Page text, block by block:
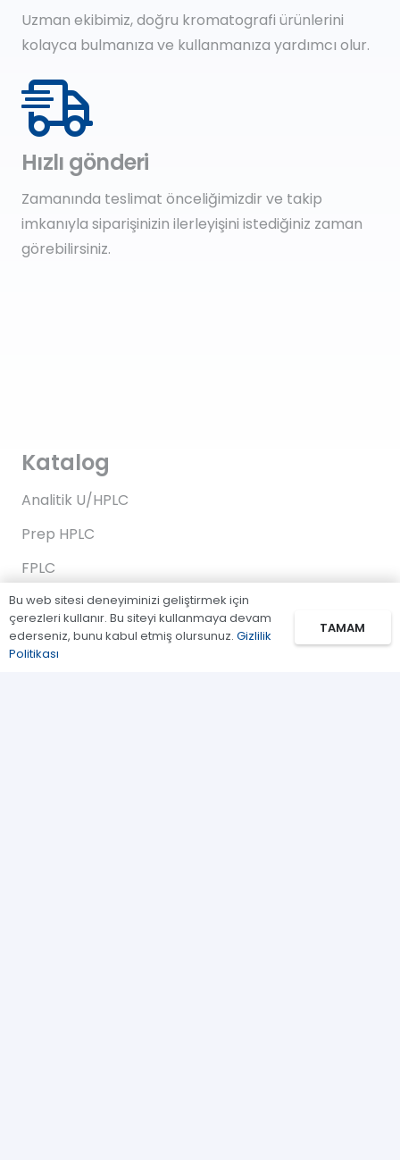
Uzman ekibimiz, doğru kromatografi ürünlerini
kolayca bulmanıza ve kullanmanıza yardımcı olur.
Hızlı gönderi
Zamanında teslimat önceliğimizdir ve takip
imkanıyla siparişinizin ilerleyişini istediğiniz zaman
görebilirsiniz.
Katalog
Analitik U/HPLC
Prep HPLC
FPLC
Gaz Kromatografi
Standartlar/Reaktifler
Bu web sitesi deneyiminizi geliştirmek için
çerezleri kullanır. Bu siteyi kullanmaya devam
ederseniz, bunu kabul etmiş olursunuz. Gizlilik
Politikası
TAMAM